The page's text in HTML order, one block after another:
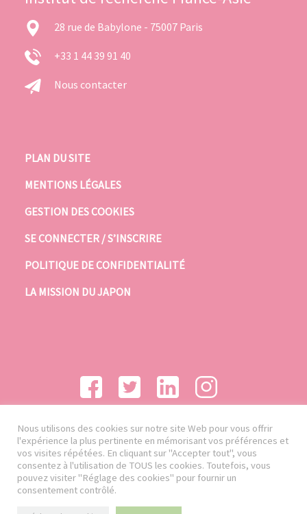
28 rue de Babylone - 75007 Paris
+33 1 44 39 91 40
Nous contacter
PLAN DU SITE
MENTIONS LÉGALES
GESTION DES COOKIES
SE CONNECTER / S’INSCRIRE
POLITIQUE DE CONFIDENTIALITÉ
LA MISSION DU JAPON
Nous utilisons des cookies sur notre site Web pour vous offrir
l'expérience la plus pertinente en mémorisant vos préférences et
vos visites répétées. En cliquant sur "Accepter tout", vous
consentez à l'utilisation de TOUS les cookies. Toutefois, vous
pouvez visiter "Réglage des cookies" pour fournir un
consentement contrôlé.